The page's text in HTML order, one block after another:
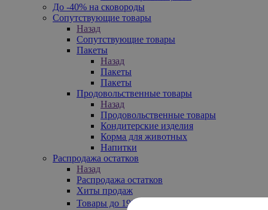
До -40% на сковороды
Сопутствующие товары
Назад
Сопутствующие товары
Пакеты
Назад
Пакеты
Пакеты
Продовольственные товары
Назад
Продовольственные товары
Кондитерские изделия
Корма для животных
Напитки
Распродажа остатков
Назад
Распродажа остатков
Хиты продаж
Товары до 199₽